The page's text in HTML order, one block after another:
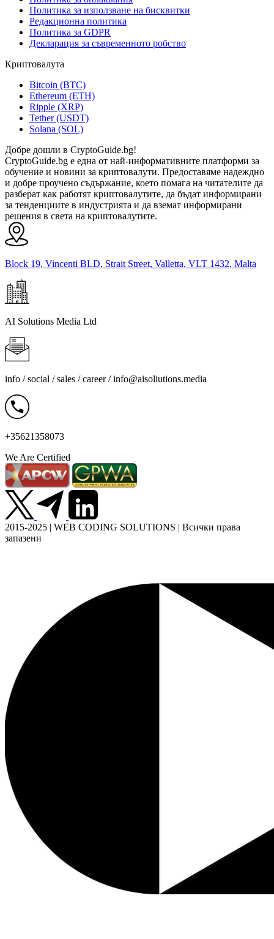
Политика за използване на бисквитки
Редакционна политика
Политика за GDPR
Декларация за съвременното робство
Криптовалута
Bitcoin (BTC)
Ethereum (ETH)
Ripple (XRP)
Tether (USDT)
Solana (SOL)
Добре дошли в CryptoGuide.bg!
CryptoGuide.bg е една от най-информативните платформи за
обучение и новини за криптовалути. Предоставяме надеждно
и добре проучено съдържание, което помага на читателите да
разберат как работят криптовалутите, да бъдат информирани
за тенденциите в индустрията и да вземат информирани
решения в света на криптовалутите.
Block 19, Vincenti BLD, Strait Street, Valletta, VLT 1432, Malta
AI Solutions Media Ltd
info / social / sales / career /info@aisoliutions.media
+35621358073
We Are Certified
2015-2025 | WEB CODING SOLUTIONS | Всички права
запазени